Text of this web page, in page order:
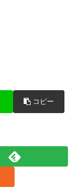
コピー